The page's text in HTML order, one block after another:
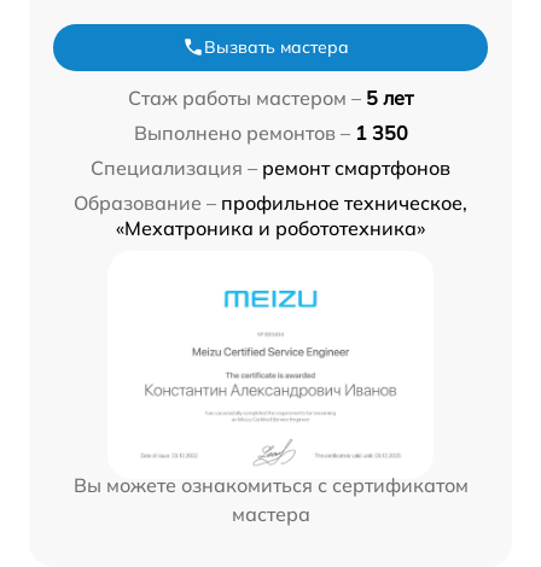
Вызвать мастера
Стаж работы мастером – 5 лет
Выполнено ремонтов – 1 350
Специализация – ремонт смартфонов
Образование – профильное техническое,
«Мехатроника и робототехника»
Вы можете ознакомиться с сертификатом
мастера